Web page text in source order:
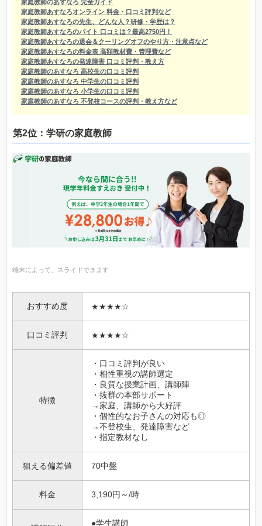
家庭教師のあすなろ 完全ガイド
家庭教師あすなろオンライン 料金・口コミ評判など
家庭教師あすなろの先生、どんな人？研修・学歴は？
家庭教師あすなろのバイト 口コミは？最高2750円！
家庭教師あすなろの退会＆クーリングオフのやり方・注意点など
家庭教師あすなろの料金表 高額教材費・管理費など
家庭教師あすなろの発達障害 口コミ評判・教え方
家庭教師のあすなろ 高校生の口コミ評判
家庭教師のあすなろ 中学生の口コミ評判
家庭教師のあすなろ 小学生の口コミ評判
家庭教師のあすなろ 不登校コースの評判・教え方など
第2位：学研の家庭教師
端末によって、スライドできます
おすすめ度 ★★★★☆
口コミ評判 ★★★★☆
特徴
・口コミ評判が良い
・相性重視の講師選定
・良質な授業計画、講師陣
・抜群の本部サポート
→家庭、講師から大好評
・個性的なお子さんの対応も◎
→不登校生、発達障害など
・指定教材なし
狙える偏差値 70中盤
料金 3,190円～/時
●学生講師